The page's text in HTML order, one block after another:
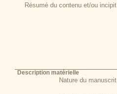
Résumé du contenu et/ou incipit
Description matérielle
Nature du manuscrit